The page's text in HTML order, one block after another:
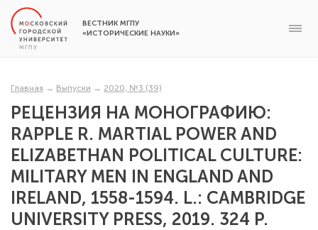
ВЕСТНИК МГПУ
«ИСТОРИЧЕСКИЕ НАУКИ»
Главная → Выпуски → 2020, №3 (39)
РЕЦЕНЗИЯ НА МОНОГРАФИЮ:
RAPPLE R. MARTIAL POWER AND
ELIZABETHAN POLITICAL CULTURE:
MILITARY MEN IN ENGLAND AND
IRELAND, 1558-1594. L.: CAMBRIDGE
UNIVERSITY PRESS, 2019. 324 P.